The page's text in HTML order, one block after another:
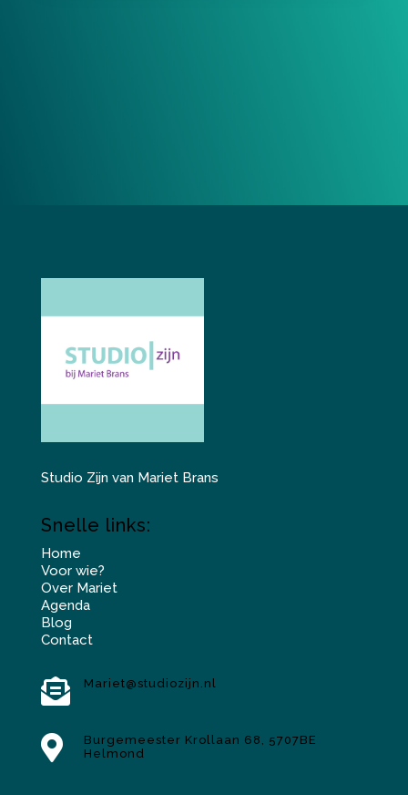
Studio Zijn van Mariet Brans
Snelle links:
Home
Voor wie?
Over Mariet
Agenda
Blog
Contact
 Mariet@studiozijn.nl

Burgemeester Krollaan 68, 5707BE
Helmond